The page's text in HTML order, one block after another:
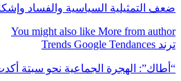
ضعف التمثيلية السياسية والفساد
You might also like More from author
ترند Trends Google Tendances
“أطاك”: الهجرة الجماعية نحو سبتة